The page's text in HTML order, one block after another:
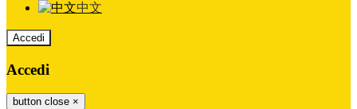
中文
Accedi
Accedi
button close ×